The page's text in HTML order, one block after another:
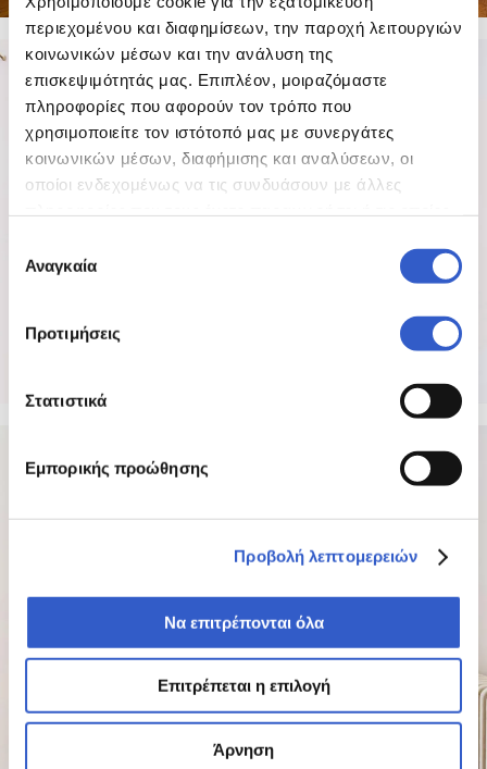
περιεχομένου και διαφημίσεων, την παροχή λειτουργιών
κοινωνικών μέσων και την ανάλυση της
επισκεψιμότητάς μας. Επιπλέον, μοιραζόμαστε
πληροφορίες που αφορούν τον τρόπο που
χρησιμοποιείτε τον ιστότοπό μας με συνεργάτες
κοινωνικών μέσων, διαφήμισης και αναλύσεων, οι
οποίοι ενδεχομένως να τις συνδυάσουν με άλλες
των υπηρεσιών τους.
συγκατάθεσης
Αναγκαία
Προτιμήσεις
Στατιστικά
Εμπορικής προώθησης
Προβολή λεπτομερειών
Να επιτρέπονται όλα
Επιτρέπεται η επιλογή
Άρνηση
8 PHOTOS